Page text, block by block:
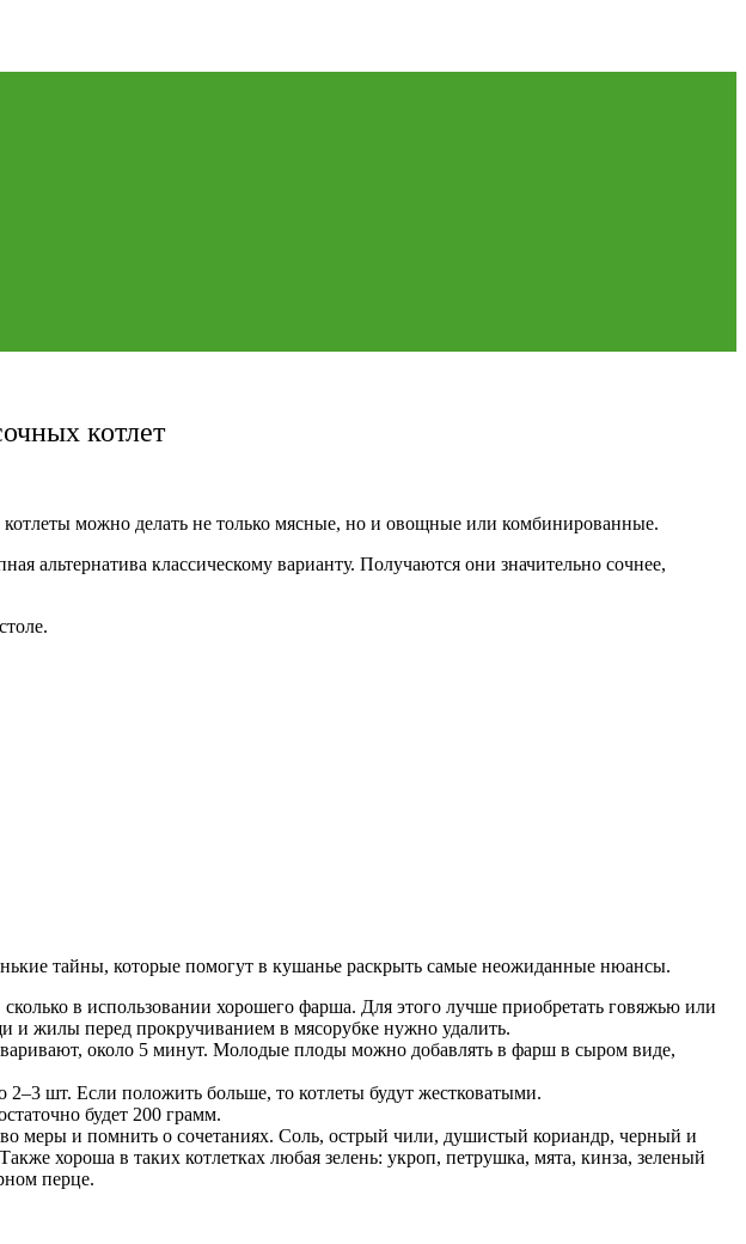
котлет
можно делать не только мясные, но и овощные или комбинированные.
альтернатива классическому варианту. Получаются они значительно сочнее,
тайны, которые помогут в кушанье раскрыть самые неожиданные нюансы.
в использовании хорошего фарша. Для этого лучше приобретать говяжью или
и жилы перед прокручиванием в мясорубке нужно удалить.
около 5 минут. Молодые плоды можно добавлять в фарш в сыром виде,
шт. Если положить больше, то котлеты будут жестковатыми.
будет 200 грамм.
меры и помнить о сочетаниях. Соль, острый чили, душистый кориандр, черный и
хороша в таких котлетках любая зелень: укроп, петрушка, мята, кинза, зеленый
перце.